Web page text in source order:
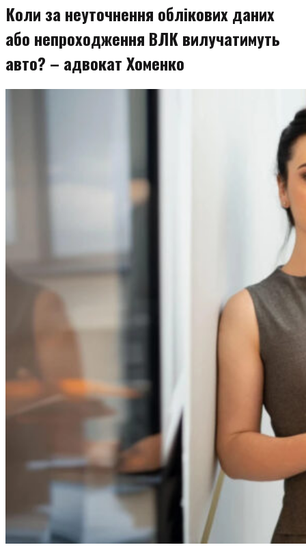
Коли за неуточнення облікових даних
або непроходження ВЛК вилучатимуть
авто? – адвокат Хоменко